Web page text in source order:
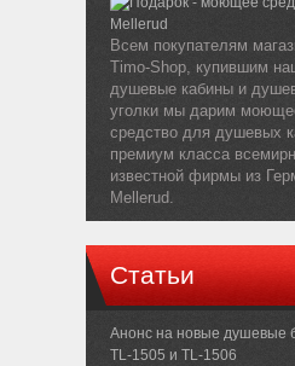
Всем покупателям
Timo-Shop, купившим
душевые кабины и
уголки мы дарим
средство для душевых
премиум класса
известной фирмы из
Mellerud.
Статьи
Анонс на новые душевые
TL-1505 и TL-1506